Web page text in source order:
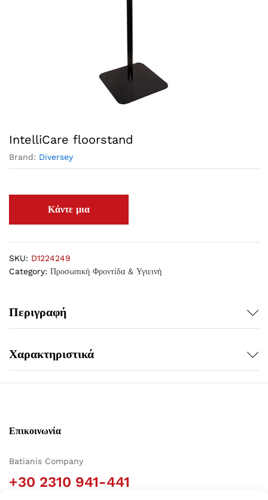
IntelliCare floorstand
Brand: Diversey
SKU: D1224249
Category: Προσωπική Φροντίδα & Υγιεινή
Περιγραφή
Χαρακτηριστικά
Επικοινωνία
Batianis Company
+30 2310 941-441